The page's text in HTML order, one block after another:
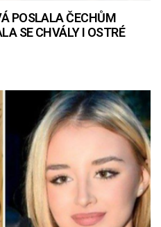
POSLALA ČECHŮM
SE CHVÁLY I OSTRÉ